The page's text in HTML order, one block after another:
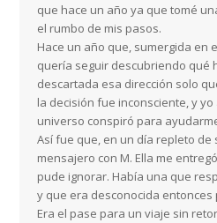
que hace un año ya que tomé
el rumbo de mis pasos.
Hace un año que, sumergida en
quería seguir descubriendo qué
descartada esa dirección solo
la decisión fue inconsciente, y
universo conspiró para
Así fue que, en un día repleto de
mensajero con M. Ella me
pude ignorar. Había una que
y que era desconocida entonces
Era el pase para un viaje sin